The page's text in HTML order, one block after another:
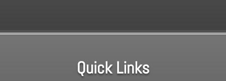
Quick Links